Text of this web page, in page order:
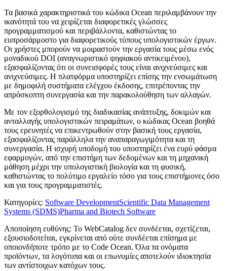
Τα βασικά χαρακτηριστικά του κώδικα Ocean περιλαμβάνουν την
ικανότητά του να χειρίζεται διαφορετικές γλώσσες
προγραμματισμού και περιβάλλοντα, καθιστώντας το
ευπροσάρμοστο για διαφορετικούς τύπους υπολογιστικών έργων.
Οι χρήστες μπορούν να μοιραστούν την εργασία τους μέσω ενός
μοναδικού DOI (αναγνωριστικό ψηφιακού αντικειμένου),
εξασφαλίζοντας ότι οι συνεισφορές τους είναι ανιχνεύσιμες και
ανιχνεύσιμες. Η πλατφόρμα υποστηρίζει επίσης την ενσωμάτωση
με δημοφιλή συστήματα ελέγχου έκδοσης, επιτρέποντας την
απρόσκοπτη συνεργασία και την παρακολούθηση των αλλαγών.
Με τον εξορθολογισμό της διαδικασίας ανάπτυξης, δοκιμών και
ανταλλαγής υπολογιστικών πειραμάτων, ο κώδικας Ocean βοηθά
τους ερευνητές να επικεντρωθούν στην βασική τους εργασία,
εξασφαλίζοντας παράλληλα την αναπαραγωγιμότητα και τη
συνεργασία. Η ισχυρή υποδομή του υποστηρίζει ένα ευρύ φάσμα
εφαρμογών, από την επιστήμη των δεδομένων και τη μηχανική
μάθηση μέχρι την υπολογιστική βιολογία και τη φυσική,
καθιστώντας το πολύτιμο εργαλείο τόσο για τους επιστήμονες όσο
και για τους προγραμματιστές.
Κατηγορίες: Software DevelopmentScientific Data Management
Systems (SDMS)Pharma and Biotech Software
Αποποίηση ευθύνης: Το WebCatalog δεν συνδέεται, σχετίζεται,
εξουσιοδοτείται, εγκρίνεται από ούτε συνδέεται επίσημα με
οποιονδήποτε τρόπο με το Code Ocean. Όλα τα ονόματα
προϊόντων, τα λογότυπα και οι επωνυμίες αποτελούν ιδιοκτησία
των αντίστοιχων κατόχων τους.